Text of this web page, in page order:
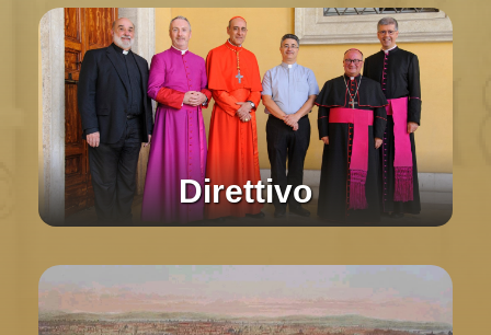
Direttivo